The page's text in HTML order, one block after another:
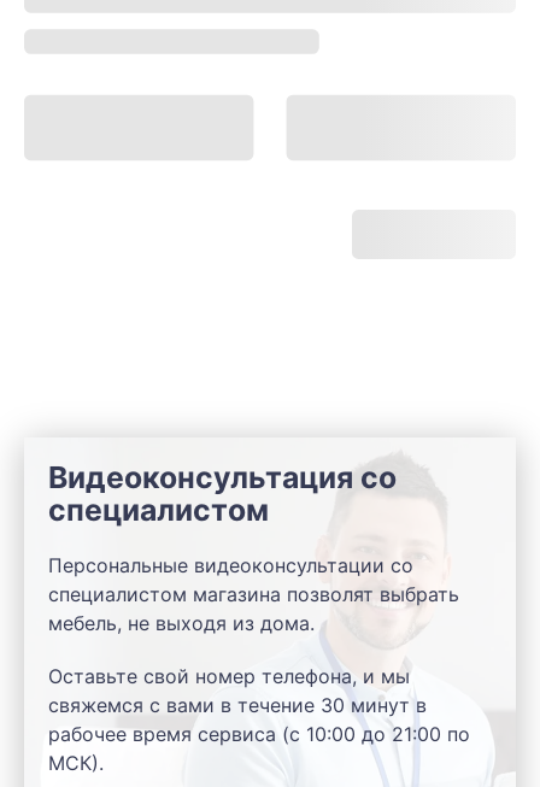
Видеоконсультация со
специалистом
Персональные видеоконсультации со
специалистом магазина позволят выбрать
мебель, не выходя из дома.
Оставьте свой номер телефона, и мы
свяжемся с вами в течение 30 минут в
рабочее время сервиса (с 10:00 до 21:00 по
МСК).